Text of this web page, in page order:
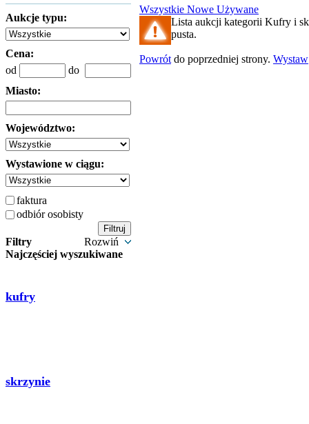
Aukcje typu:
Cena:
od
do
Miasto:
Województwo:
Wystawione w ciągu:
faktura
odbiór osobisty
Filtry
Rozwiń
Najczęściej wyszukiwane
kufry
skrzynie
Wszystkie Nowe Używane
Lista aukcji kategorii Kufry i
pusta.
Powrót do poprzedniej strony. Wystaw